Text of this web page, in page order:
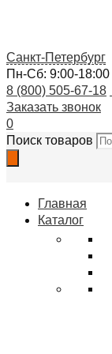
Санкт-Петербург
Пн-Сб: 9:00-18:00
8 (800) 505-67-18
Заказать звонок
0
Поиск товаров
Главная
Каталог